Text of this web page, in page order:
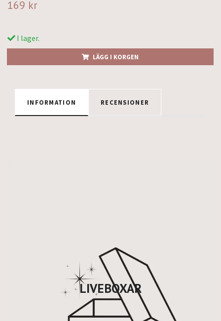
LIVEBOXAR
169 kr
I lager.
LÄGG I KORGEN
INFORMATION RECENSIONER